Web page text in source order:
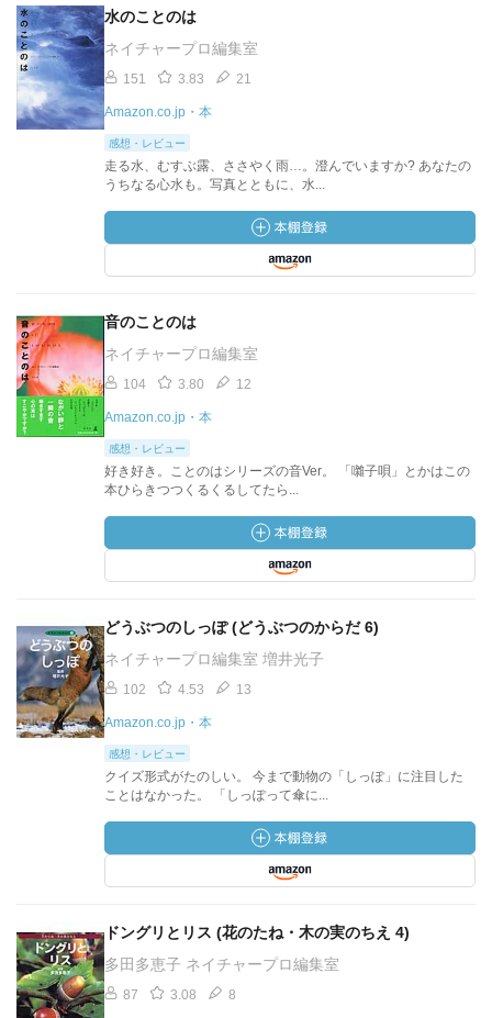
水のことのは
ネイチャープロ編集室
151 3.83 21
Amazon.co.jp・本
感想・レビュー
走る水、むすぶ露、ささやく雨…。澄んでいますか? あなたの
うちなる心水も。写真とともに、水...
音のことのは
ネイチャープロ編集室
104 3.80 12
Amazon.co.jp・本
感想・レビュー
好き好き。ことのはシリーズの音Ver。 「囃子唄」とかはこの
本ひらきつつくるくるしてたら...
どうぶつのしっぽ (どうぶつのからだ 6)
ネイチャープロ編集室 増井光子
102 4.53 13
Amazon.co.jp・本
感想・レビュー
クイズ形式がたのしい。 今まで動物の「しっぽ」に注目した
ことはなかった。 「しっぽって傘に...
ドングリとリス (花のたね・木の実のちえ 4)
多田多恵子 ネイチャープロ編集室
87 3.08 8